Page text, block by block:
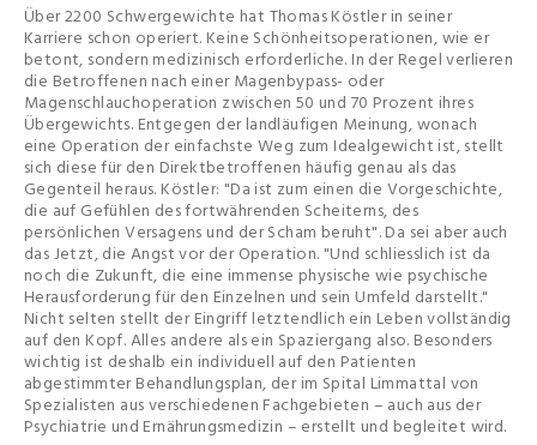
Über 2200 Schwergewichte hat Thomas Köstler in seiner
Karriere schon operiert. Keine Schönheitsoperationen, wie er
betont, sondern medizinisch erforderliche. In der Regel verlieren
die Betroffenen nach einer Magenbypass- oder
Magenschlauchoperation zwischen 50 und 70 Prozent ihres
Übergewichts. Entgegen der landläufigen Meinung, wonach
eine Operation der einfachste Weg zum Idealgewicht ist, stellt
sich diese für den Direktbetroffenen häufig genau als das
Gegenteil heraus. Köstler: "Da ist zum einen die Vorgeschichte,
die auf Gefühlen des fortwährenden Scheiterns, des
persönlichen Versagens und der Scham beruht". Da sei aber auch
das Jetzt, die Angst vor der Operation. "Und schliesslich ist da
noch die Zukunft, die eine immense physische wie psychische
Herausforderung für den Einzelnen und sein Umfeld darstellt."
Nicht selten stellt der Eingriff letztendlich ein Leben vollständig
auf den Kopf. Alles andere als ein Spaziergang also. Besonders
wichtig ist deshalb ein individuell auf den Patienten
abgestimmter Behandlungsplan, der im Spital Limmattal von
Spezialisten aus verschiedenen Fachgebieten – auch aus der
Psychiatrie und Ernährungsmedizin – erstellt und begleitet wird.